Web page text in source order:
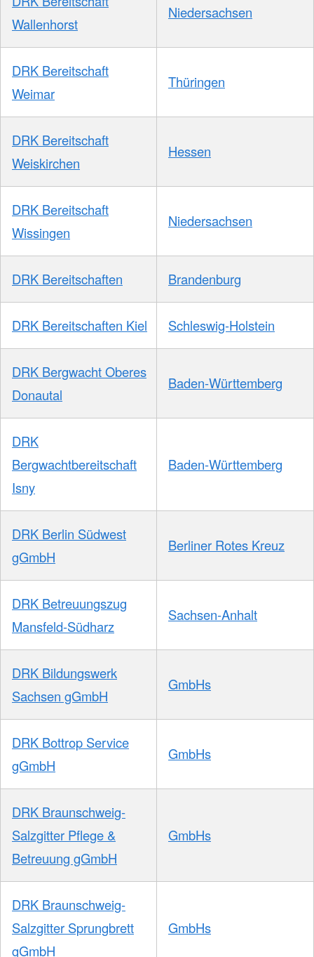
Wallenhorst
Niedersachsen
DRK Bereitschaft
Weimar
Thüringen
DRK Bereitschaft
Weiskirchen
Hessen
DRK Bereitschaft
Wissingen
Niedersachsen
DRK Bereitschaften Brandenburg
DRK Bereitschaften Kiel Schleswig-Holstein
DRK Bergwacht Oberes
Donautal
Baden-Württemberg
DRK
Bergwachtbereitschaft
Isny
Baden-Württemberg
DRK Berlin Südwest
gGmbH
Berliner Rotes Kreuz
DRK Betreuungszug
Mansfeld-Südharz
Sachsen-Anhalt
DRK Bildungswerk
Sachsen gGmbH
GmbHs
DRK Bottrop Service
gGmbH
GmbHs
DRK Braunschweig-
Salzgitter Pflege &
Betreuung gGmbH
GmbHs
DRK Braunschweig-
Salzgitter Sprungbrett
gGmbH
GmbHs